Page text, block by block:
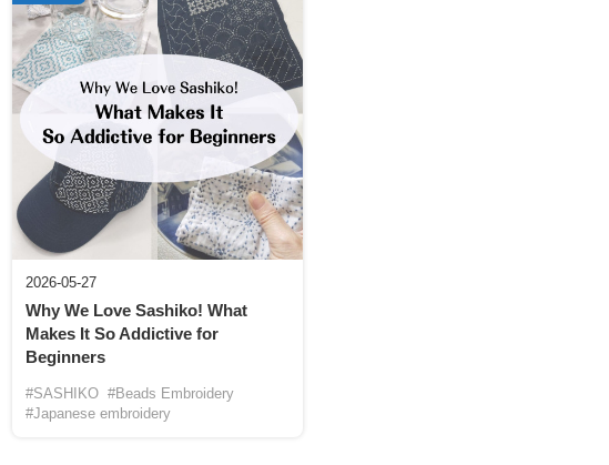
2026-05-27
Why We Love Sashiko! What
Makes It So Addictive for
Beginners
#SASHIKO #Beads Embroidery
#Japanese embroidery